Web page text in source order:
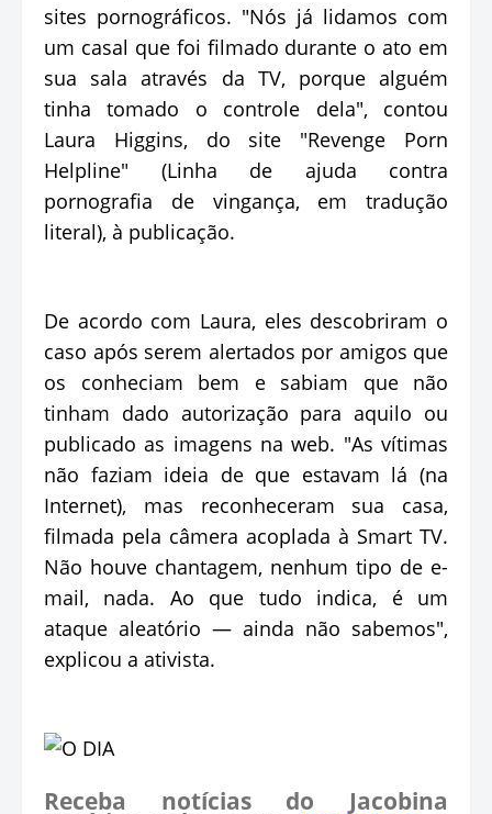
sites pornográficos. "Nós já lidamos com
um casal que foi filmado durante o ato em
sua sala através da TV, porque alguém
tinha tomado o controle dela", contou
Laura Higgins, do site "Revenge Porn
Helpline" (Linha de ajuda contra
pornografia de vingança, em tradução
literal), à publicação.
De acordo com Laura, eles descobriram o
caso após serem alertados por amigos que
os conheciam bem e sabiam que não
tinham dado autorização para aquilo ou
publicado as imagens na web. "As vítimas
não faziam ideia de que estavam lá (na
Internet), mas reconheceram sua casa,
filmada pela câmera acoplada à Smart TV.
Não houve chantagem, nenhum tipo de e-
mail, nada. Ao que tudo indica, é um
ataque aleatório — ainda não sabemos",
explicou a ativista.
Receba notícias do Jacobina